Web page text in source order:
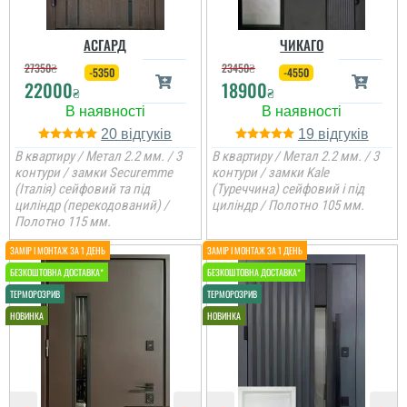
Оля
Велике дякую
менеджеру Віталію за
пораду у виборі дверей,
порадив доплатити
більше і взяти
достойний варіант для
квартири. ...
читати всі відгуки
АСГАРД
27350₴
22000₴
-5350
20
В квартиру / Метал 2.2 мм. / 3
контури / замки Securemme
(Італія) сейфовий та під
циліндр (перекодований) /
Полотно 115 мм.
ЧИКАГО
23450₴
18900₴
-4550
19
В квартиру / Метал 2.2 мм. / 3
контури / замки Kale
(Туреччина) сейфовий і під
циліндр / Полотно 105 мм.